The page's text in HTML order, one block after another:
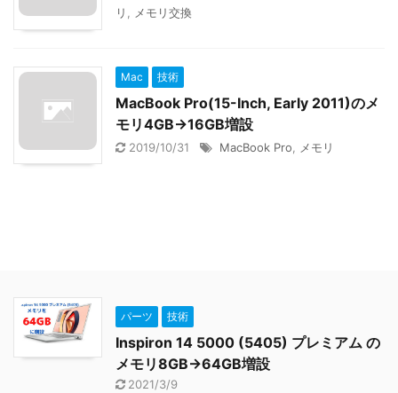
リ
メモリ交換
Mac 技術
MacBook Pro(15-Inch, Early 2011)のメ
モリ4GB→16GB増設
2019/10/31 MacBook Pro メモリ
パーツ 技術
Inspiron 14 5000 (5405) プレミアム の
メモリ8GB→64GB増設
2021/3/9